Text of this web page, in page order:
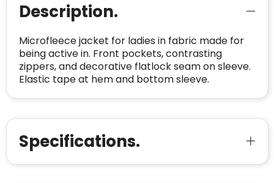
Description.
Microfleece jacket for ladies in fabric made for
being active in. Front pockets, contrasting
zippers, and decorative flatlock seam on sleeve.
Elastic tape at hem and bottom sleeve.
Specifications.
Domein: linkkado.be
Oprichting van de
2026
Trustindex-certificaat
starten
2026-04-22
Geldig SSL-certificaat
Spam E-mail is spamvrij
voldoen aan een hoog niveau van
veiligheidsprotocol, kunnen Trustindex-
naar de certificaten van Trustindex en koopt u
met vertrouwen!
Meer informatie»
Voor bedrijven
Meer informatie»